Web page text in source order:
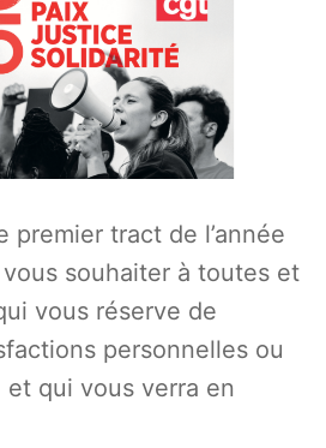
premier tract de l’année
vous souhaiter à toutes et
vous réserve de
personnelles ou
qui vous verra en